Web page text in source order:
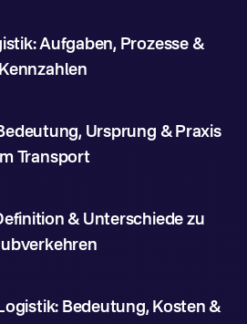
Aufgaben, Prozesse &
Kennzahlen
Ursprung & Praxis
Transport
& Unterschiede zu
Bedeutung, Kosten &